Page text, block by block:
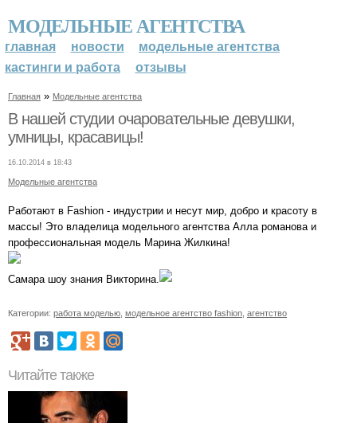
МОДЕЛЬНЫЕ АГЕНТСТВА
главная новости
модельные агентства
кастинги и работа
отзывы
Главная » Модельные агентства
В нашей студии очаровательные девушки,
умницы, красавицы!
16.10.2014 в 18:43
Модельные агентства
Работают в Fashion - индустрии и несут мир, добро и красоту в
массы! Это владелица модельного агентства Алла романова и
профессиональная модель Марина Жилкина!
Самара шоу знания Викторина.
Категории: работа моделью модельное агентство fashion агентство
Читайте также